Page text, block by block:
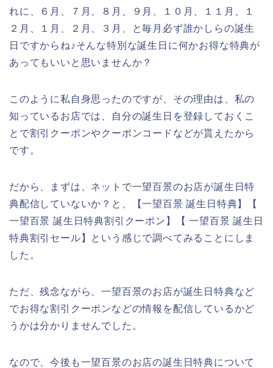
れに、６月、７月、８月、９月、１０月、１１月、１
２月、１月、２月、３月、と毎月必ず誰かしらの誕生
日ですからね♪そんな特別な誕生日に何かお得な特典が
あってもいいと思いませんか？
このように私自身思ったのですが、その理由は、私の
知っているお店では、自分の誕生日を登録しておくこ
とで割引クーポンやクーポンコードなどが貰えたから
です。
だから、まずは、ネットで一望百景のお店が誕生日特
典配信していないか？と、【一望百景 誕生日特典】【
一望百景 誕生日特典割引クーポン】【 一望百景 誕生日
特典割引セール】という感じで調べてみることにしま
した。
ただ、残念ながら、一望百景のお店が誕生日特典など
でお得な割引クーポンなどの情報を配信しているかど
うかは分かりませんでした。
なので、今後も一望百景のお店の誕生日特典について